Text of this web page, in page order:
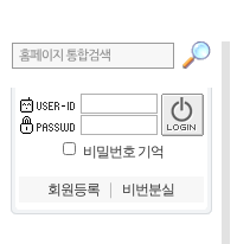
비밀번호 기억
회원등록 비번분실